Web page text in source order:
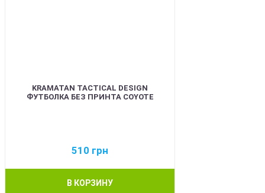
KRAMATAN TACTICAL DESIGN
ФУТБОЛКА БЕЗ ПРИНТА COYOTE
510 грн
В КОРЗИНУ